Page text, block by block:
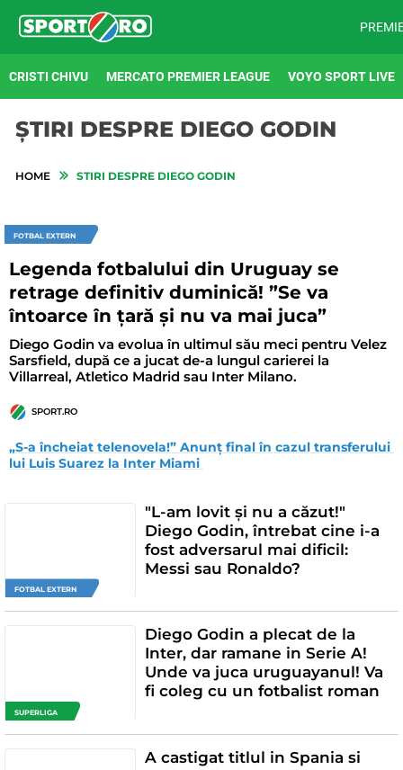
CRISTI CHIVU MERCATO PREMIER LEAGUE VOYO SPORT LIVE
ȘTIRI DESPRE DIEGO GODIN
HOME STIRI DESPRE DIEGO GODIN
FOTBAL EXTERN
Legenda fotbalului din Uruguay se
retrage definitiv duminică! ”Se va
întoarce în țară și nu va mai juca”
Diego Godin va evolua în ultimul său meci pentru Velez
Sarsfield, după ce a jucat de-a lungul carierei la
Villarreal, Atletico Madrid sau Inter Milano.
SPORT.RO
„S-a încheiat telenovela!” Anunț final în cazul transferului
lui Luis Suarez la Inter Miami
FOTBAL EXTERN
"L-am lovit și nu a căzut!"
Diego Godin, întrebat cine i-a
fost adversarul mai dificil:
Messi sau Ronaldo?
SUPERLIGA
Diego Godin a plecat de la
Inter, dar ramane in Serie A!
Unde va juca uruguayanul! Va
fi coleg cu un fotbalist roman
A castigat titlul in Spania si